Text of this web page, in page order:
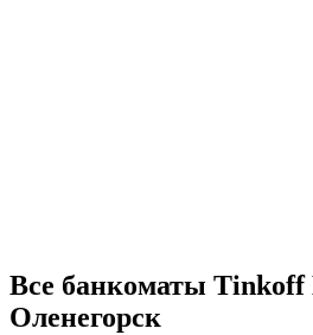
Все банкоматы Tinkoff
Оленегорск